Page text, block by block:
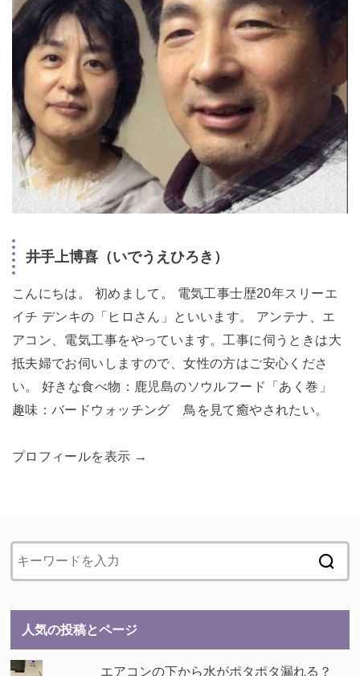
井手上博喜（いでうえひろき）
こんにちは。 初めまして。 電気工事士歴20年スリーエ
イチ デンキの「ヒロさん」といいます。 アンテナ、エ
アコン、電気工事をやっています。工事に伺うときは大
抵夫婦でお伺いしますので、女性の方はご安心くださ
い。 好きな食べ物：鹿児島のソウルフード「あく巻」
趣味：バードウォッチング 鳥を見て癒やされたい。
プロフィールを表示 →
人気の投稿とページ
エアコンの下から水がポタポタ漏れる？